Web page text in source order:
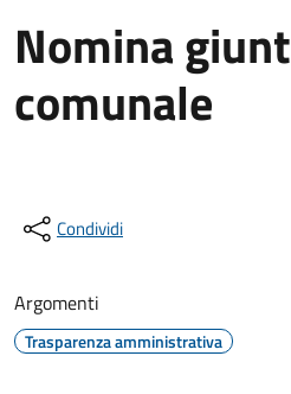
Nomina
comunale
Condividi
Argomenti
Trasparenza amministrativa